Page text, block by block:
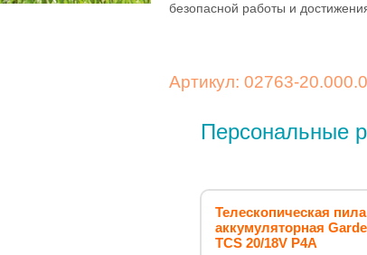
безопасной работы и
Артикул: 02763-
Персональные
Телескопическая пила
аккумуляторная
TCS 20/18V P4A